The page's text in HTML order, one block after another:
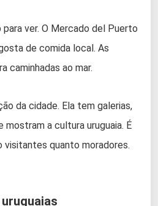
ver. O Mercado del Puerto
de comida local. As
caminhadas ao mar.
da cidade. Ela tem galerias,
mostram a cultura uruguaia. É
visitantes quanto moradores.